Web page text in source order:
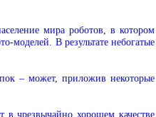
мира роботов, в котором
моделей. В результате небогатые
– может, приложив некоторые
чрезвычайно хорошем качестве